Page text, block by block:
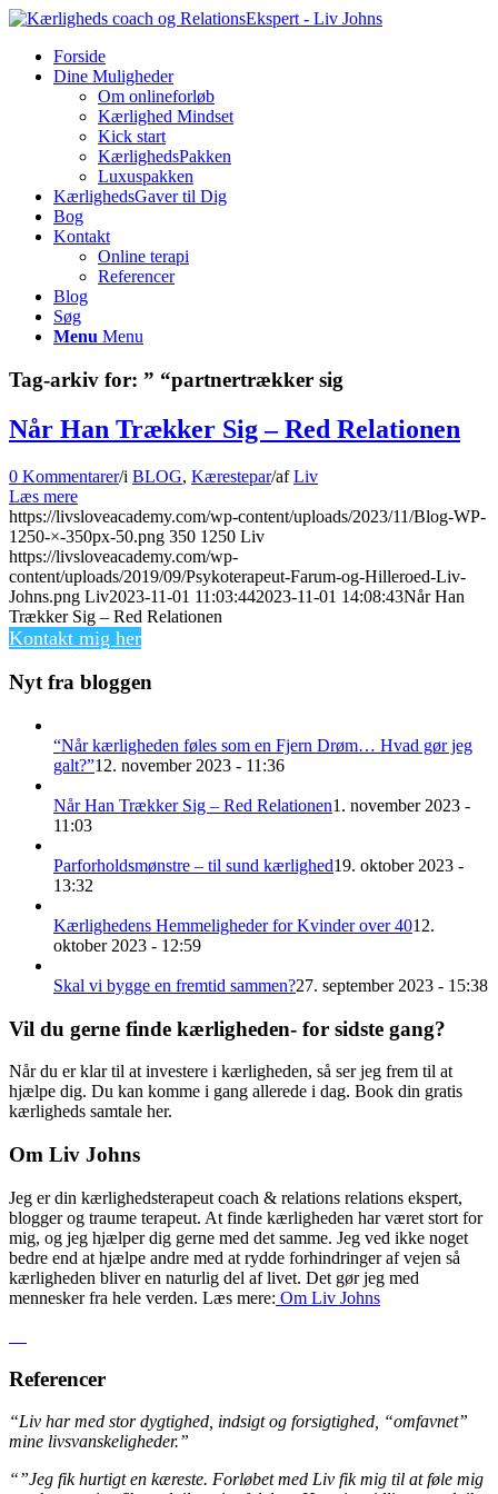
Forside
Dine Muligheder
Om onlineforløb
Kærlighed Mindset
Kick start
KærlighedsPakken
Luxuspakken
KærlighedsGaver til Dig
Bog
Kontakt
Online terapi
Referencer
Blog
Søg
Menu Menu
Tag-arkiv for: ” “partnertrækker sig
Når Han Trækker Sig – Red Relationen
0 Kommentarer/i BLOG, Kærestepar/afLiv
Læs mere
https://livsloveacademy.com/wp-content/uploads/2023/11/Blog-WP-
1250-×-350px-50.png 350 1250 Liv
https://livsloveacademy.com/wp-
content/uploads/2019/09/Psykoterapeut-Farum-og-Hilleroed-Liv-
Johns.png Liv2023-11-01 11:03:442023-11-01 14:08:43Når Han
Trækker Sig – Red Relationen
Kontakt mig her
Nyt fra bloggen
“Når kærligheden føles som en Fjern Drøm… Hvad gør jeg
galt?”12. november 2023 - 11:36
Når Han Trækker Sig – Red Relationen1. november 2023 -
11:03
Parforholdsmønstre – til sund kærlighed19. oktober 2023 -
13:32
Kærlighedens Hemmeligheder for Kvinder over 4012.
oktober 2023 - 12:59
Skal vi bygge en fremtid sammen?27. september 2023 - 15:38
Vil du gerne finde kærligheden- for sidste gang?
Når du er klar til at investere i kærligheden, så ser jeg frem til at
hjælpe dig. Du kan komme i gang allerede i dag. Book din gratis
kærligheds samtale her.
Om Liv Johns
Jeg er din kærlighedsterapeut coach & relations relations ekspert,
blogger og traume terapeut. At finde kærligheden har været stort for
mig, og jeg hjælper dig gerne med det samme. Jeg ved ikke noget
bedre end at hjælpe andre med at rydde forhindringer af vejen så
kærligheden bliver en naturlig del af livet. Det gør jeg med
mennesker fra hele verden. Læs mere: Om Liv Johns
Referencer
“Liv har med stor dygtighed, indsigt og forsigtighed, “omfavnet”
mine livsvanskeligheder.”
“”Jeg fik hurtigt en kæreste. Forløbet med Liv fik mig til at føle mig